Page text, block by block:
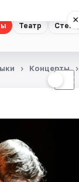
Театр ×
☾
Концерты